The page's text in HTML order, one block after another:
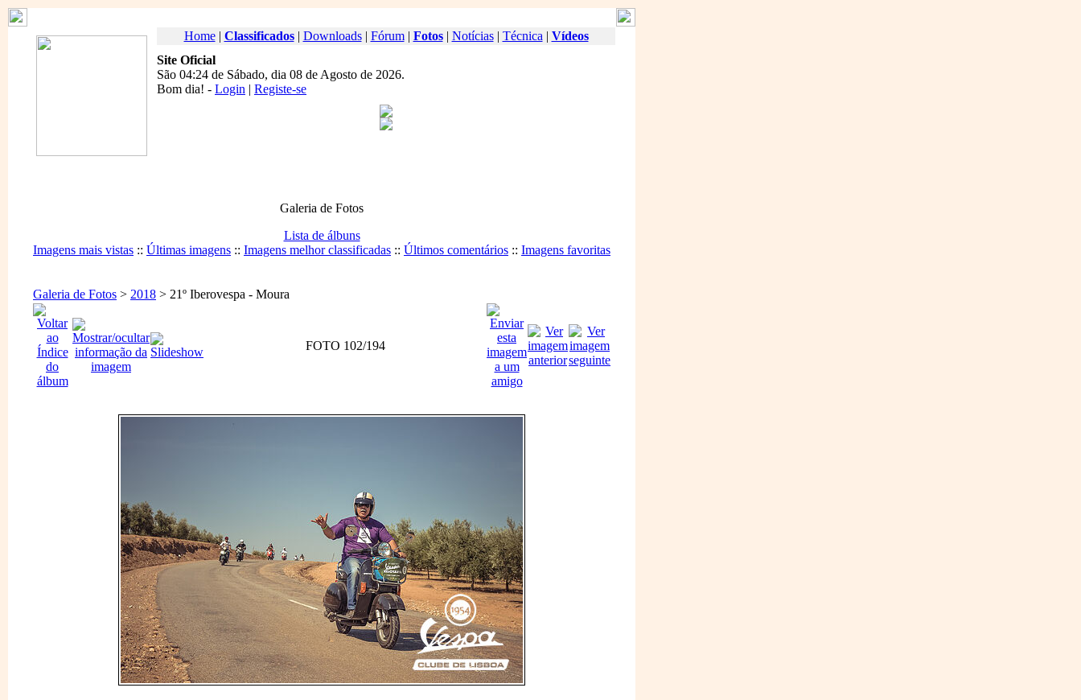
Home| Classificados| Downloads| Fórum| Fotos| Notícias| Técnica | Vídeos
Site Oficial
São 04:24 de Sábado, dia 08 de Agosto de 2026.
Bom dia! - Login | Registe-se
Galeria de Fotos
Lista de álbuns
Imagens mais vistas :: Últimas imagens :: Imagens melhor classificadas :: Últimos comentários :: Imagens favoritas
Galeria de Fotos > 2018 > 21º Iberovespa - Moura
FOTO 102/194